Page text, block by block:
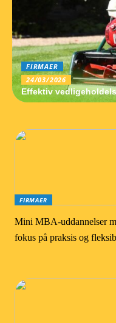
FIRMAER
24/03/2026
Effektiv
FIRMAER
Mini MBA-uddannelser
fokus på praksis og